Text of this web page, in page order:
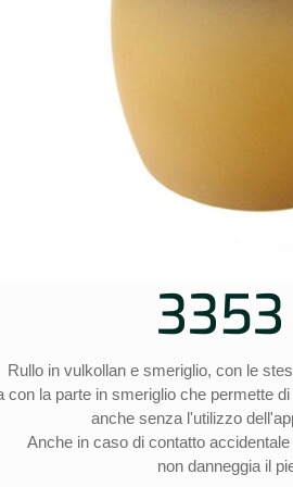
3353
Rullo in vulkollan e smeriglio, con le
con la parte in smeriglio che permette
anche senza l'utilizzo
Anche in caso di contatto
non danneggia il